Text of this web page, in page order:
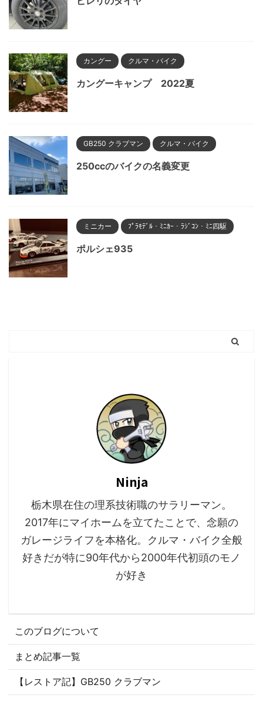
カングー クルマ・バイク
カングーキャンプ 2022夏
GB250 クラブマン クルマ・バイク
250ccのバイクの名義変更
ミニカー ﾌﾟﾗﾓﾃﾞﾙ・ﾐﾆｶｰ・ﾗｼﾞｺﾝ・ﾐﾆ四駆
ポルシェ935
Ninja
栃木県在住の理系技術職のサラリーマン。
2017年にマイホームを立てたことで、念願の
ガレージライフを本格化。クルマ・バイク全般
好きだが特に90年代から2000年代初頭のモノ
が好き
このブログについて
まとめ記事一覧
【レストア記】GB250 クラブマン